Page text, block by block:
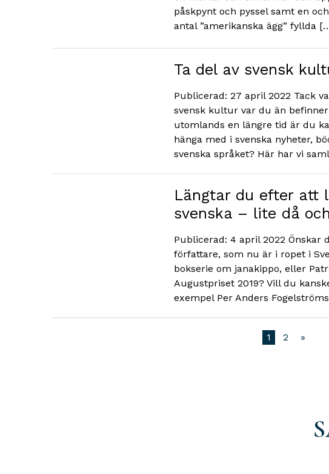
påskpynt och pyssel samt en
antal ”amerikanska ägg” fyllda
Ta del av svensk
Publicerad: 27 april 2022 Tack
svensk kultur var du än
utomlands en längre tid är du
hänga med i svenska nyheter,
svenska språket? Här har vi
Längtar du efter att
svenska – lite då
Publicerad: 4 april 2022 Önskar
författare, som nu är i ropet i
bokserie om janakippo, eller
Augustpriset 2019? Vill du
exempel Per Anders
1 2 »